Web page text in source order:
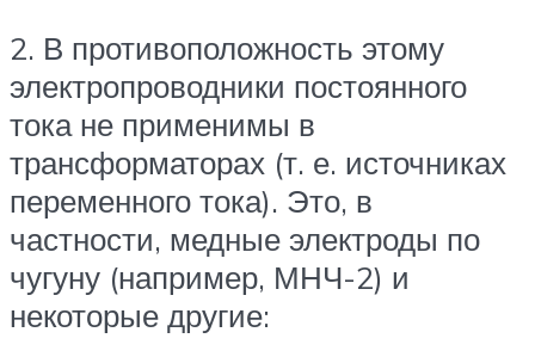
2. В противоположность этому
электропроводники постоянного
тока не применимы в
трансформаторах (т. е. источниках
переменного тока). Это, в
частности, медные электроды по
чугуну (например, МНЧ-2) и
некоторые другие: